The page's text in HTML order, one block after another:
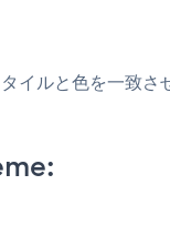
イルと色を一致